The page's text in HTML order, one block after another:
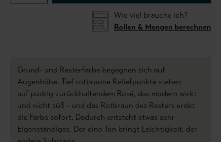
Wie viel brauche ich?
Rollen & Mengen berechnen
Grund- und Rasterfarbe begegnen sich auf
Augenhöhe. Tief rotbraune Reliefpunkte stehen
auf pudrig zurückhaltendem Rosé, das modern wirkt
und nicht süß - und das Rotbraun des Rasters erdet
die Farbe sofort. Dadurch entsteht etwas sehr
Eigenständiges. Der eine Ton bringt Leichtigkeit, der